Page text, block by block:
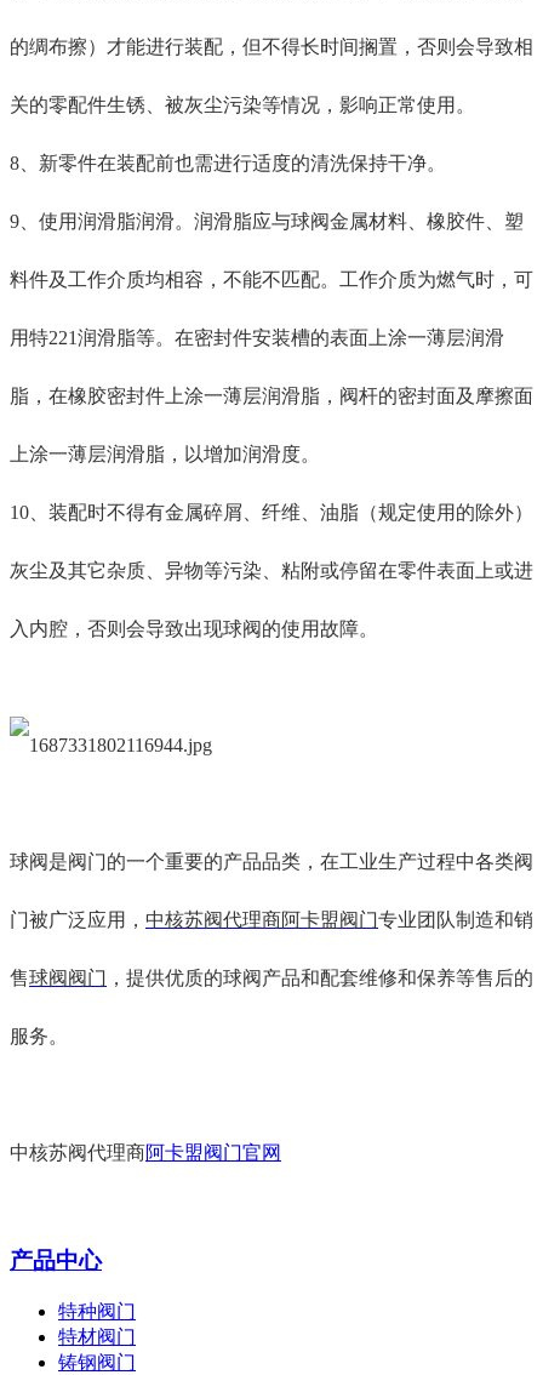
的绸布擦） 才能进行装配，但不得长时间搁置，否则会导致相
关的零配件生锈、被灰尘污染等情况，影响正常使用 。
8、新零件在装配前也需进行适度的清洗保持干净。
9、使用润滑脂润滑。润滑脂应与球阀金属材料、橡胶件、塑
料件及工作介质均相容 ，不能不匹配。工作介质为燃气时，可
用特221润滑脂等。在密封件安装槽的表面上涂一薄层润滑
脂，在橡胶密封件上涂一薄层润滑脂，阀杆的密封面及摩擦面
上涂一薄层润滑脂 ，以增加润滑度。
10、装配时不得有金属碎屑、纤维、油脂（规定使用的除外）
灰尘及其它杂质、异物等污染、粘附或停留在零件表面上或进
入内腔 ，否则会导致出现球阀的使用故障。
球阀是阀门的一个重要的产品品类，在工业生产过程中各类阀
门被广泛应用， 中核苏阀代理商阿卡盟阀门专业团队制造和销
售球阀阀门 ，提供优质的球阀产品和配套维修和保养等售后的
服务。
中核苏阀代理商阿卡盟阀门官网
产品中心
特种阀门
特材阀门
铸钢阀门